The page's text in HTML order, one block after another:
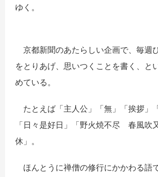
ゆく。
京都新聞のあたらしい企画で、毎週
をとりあげ、思いつくことを書く、と
めている。
たとえば「主人公」「無」「挨拶」
「日々是好日」「野火焼不尽 春風吹
休」。
ほんとうに禅僧の修行にかかわる語